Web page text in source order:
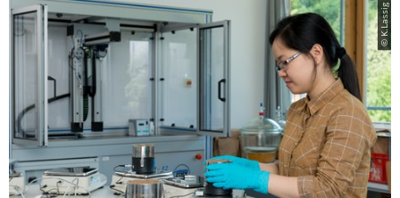
© K.Lassig